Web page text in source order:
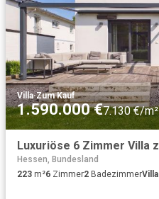
Villa·Zum Kauf
1.590.000 €7.130 €/m²
Hessen, Bundesland
223 m²6 Zimmer2 BadezimmerVilla